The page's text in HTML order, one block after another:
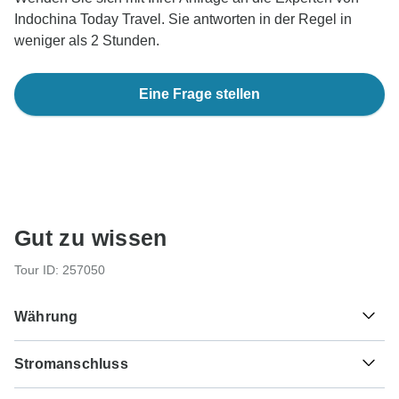
Indochina Today Travel. Sie antworten in der Regel in
weniger als 2 Stunden.
Eine Frage stellen
Gut zu wissen
Tour ID: 257050
Währung
₫ Vietnam
Stromanschluss